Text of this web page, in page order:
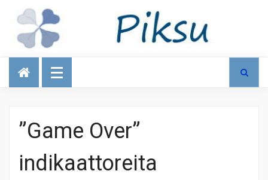
Talous
”Game Over”
indikaattoreita